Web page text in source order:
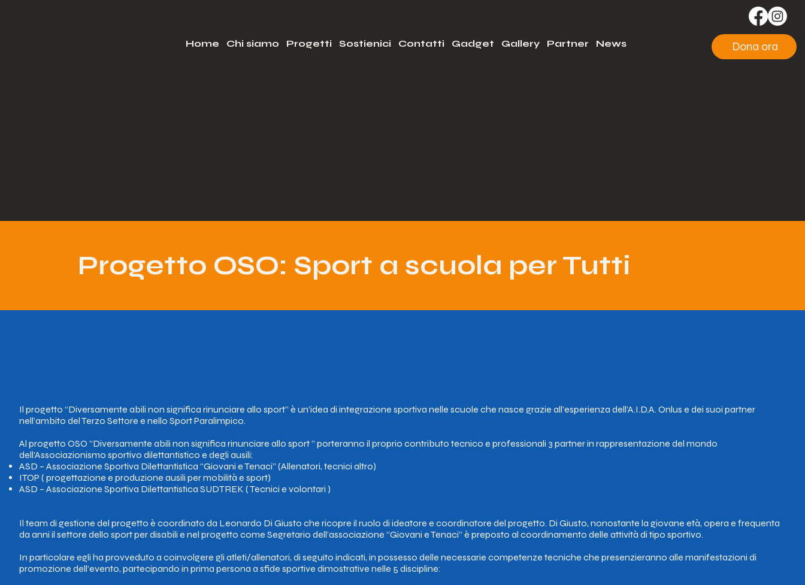
Home Chi siamo Progetti Sostienici Contatti Gadget Gallery Partner News Dona ora
Progetto OSO: Sport a scuola per Tutti
Il progetto “Diversamente abili non significa rinunciare allo sport” è un’idea di integrazione sportiva nelle scuole che nasce grazie all’esperienza dell’A.I.D.A. Onlus e dei suoi partner
nell’ambito del Terzo Settore e nello Sport Paralimpico.
Al progetto OSO “Diversamente abili non significa rinunciare allo sport ” porteranno il proprio contributo tecnico e professionali 3 partner in rappresentazione del mondo
dell’Associazionismo sportivo dilettantistico e degli ausili:
ASD – Associazione Sportiva Dilettantistica “Giovani e Tenaci” (Allenatori, tecnici altro)
ITOP ( progettazione e produzione ausili per mobilità e sport)
ASD – Associazione Sportiva Dilettantistica SUDTREK ( Tecnici e volontari )
Il team di gestione del progetto è coordinato da Leonardo Di Giusto che ricopre il ruolo di ideatore e coordinatore del progetto. Di Giusto, nonostante la giovane età, opera e frequenta
da anni il settore dello sport per disabili e nel progetto come Segretario dell’associazione “Giovani e Tenaci” è preposto al coordinamento delle attività di tipo sportivo.
In particolare egli ha provveduto a coinvolgere gli atleti/allenatori, di seguito indicati, in possesso delle necessarie competenze tecniche che presenzieranno alle manifestazioni di
promozione dell’evento, partecipando in prima persona a sfide sportive dimostrative nelle 5 discipline: